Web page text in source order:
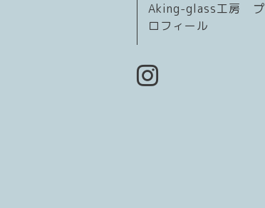
Aking-glass工房 プ
ロフィール